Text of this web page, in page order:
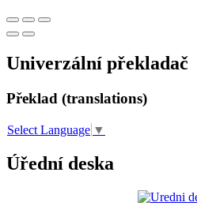
Univerzální překladač
Překlad (translations)
Select Language ▼
Úřední deska